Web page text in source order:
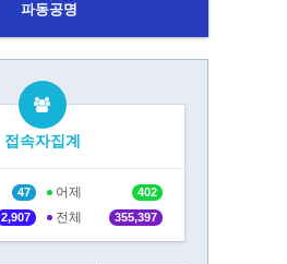
파동공명
접속자집계
47 어제 402
2,907 전체 355,397